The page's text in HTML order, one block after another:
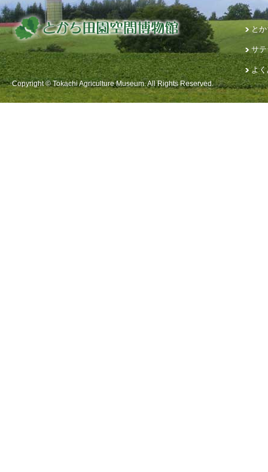
と
サ
よ
Copyright © Tokachi Agriculture Museum. All Rights Reserved.